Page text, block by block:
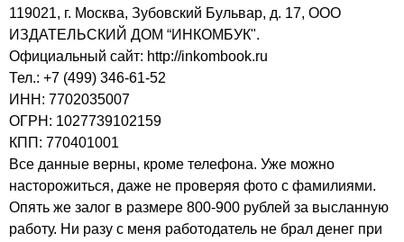
119021, г. Москва, Зубовский Бульвар, д. 17, ООО
ИЗДАТЕЛЬСКИЙ ДОМ “ИНКОМБУК".
Официальный сайт: http://inkombook.ru
Тел.: +7 (499) 346-61-52
ИНН: 7702035007
ОГРН: 1027739102159
КПП: 770401001
Все данные верны, кроме телефона. Уже можно
насторожиться, даже не проверяя фото с фамилиями.
Опять же залог в размере 800-900 рублей за высланную
работу. Ни разу с меня работодатель не брал денег при